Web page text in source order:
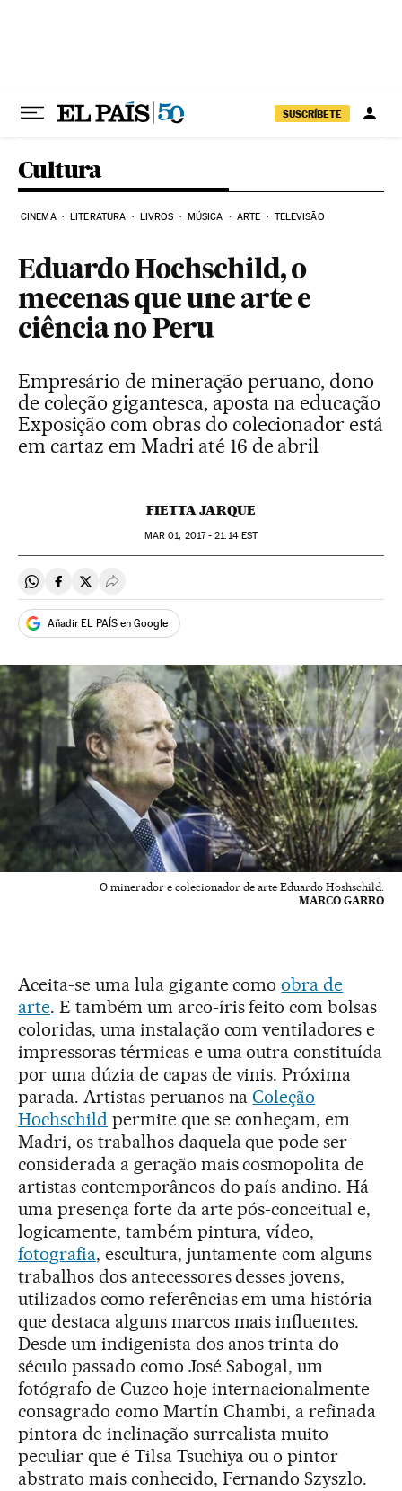
SUSCRÍBETE
Cultura
CINEMA LITERATURA LIVROS MÚSICA ARTE TELEVISÃO
Eduardo Hochschild, o
mecenas que une arte e
ciência no Peru
Empresário de mineração peruano, dono
de coleção gigantesca, aposta na educação
Exposição com obras do colecionador está
em cartaz em Madri até 16 de abril
FIETTA JARQUE
MAR 01, 2017 - 21:14EST
Compartir en Whatsapp
Compartir en Facebook
Compartir en Twitter
Desplegar Redes Sociales
Añadir EL PAÍS en Google
O minerador e colecionador de arte Eduardo Hoshschild.
MARCO GARRO
Aceita-se uma lula gigante comoobra de
arte. E também um arco-íris feito com bolsas
coloridas, uma instalação com ventiladores e
impressoras térmicas e uma outra constituída
por uma dúzia de capas de vinis. Próxima
parada. Artistas peruanos naColeção
Hochschildpermite que se conheçam, em
Madri, os trabalhos daquela que pode ser
considerada a geração mais cosmopolita de
artistas contemporâneos do país andino. Há
uma presença forte da arte pós-conceitual e,
logicamente, também pintura, vídeo,
fotografia, escultura, juntamente com alguns
trabalhos dos antecessores desses jovens,
utilizados como referências em uma história
que destaca alguns marcos mais influentes.
Desde um indigenista dos anos trinta do
século passado como José Sabogal, um
fotógrafo de Cuzco hoje internacionalmente
consagrado como Martín Chambi, a refinada
pintora de inclinação surrealista muito
peculiar que é Tilsa Tsuchiya ou o pintor
abstrato mais conhecido, Fernando Szyszlo.